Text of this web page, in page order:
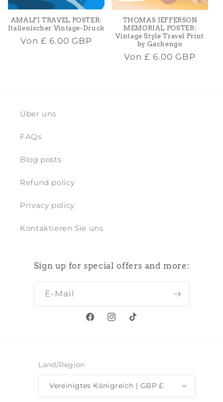
AMALFI TRAVEL POSTER:
Italienischer Vintage-Druck
Normaler
Von £ 6.00 GBP
THOMAS JEFFERSON
MEMORIAL POSTER:
Vintage Style Travel Print
by Gachengo
Normaler
Von £ 6.00 GBP
Über uns
FAQs
Blog posts
Refund policy
Privacy policy
Kontaktieren Sie uns
Sign up for special offers and more:
E-Mail
FacebookInstagram
TikTok
Land/Region
Vereinigtes Königreich | GBP £